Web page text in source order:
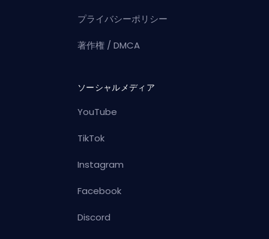
プライバシーポリシー
著作権 / DMCA
ソーシャルメディア
YouTube
TikTok
Instagram
Facebook
Discord